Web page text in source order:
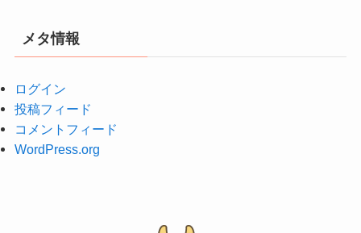
メタ情報
ログイン
投稿フィード
コメントフィード
WordPress.org